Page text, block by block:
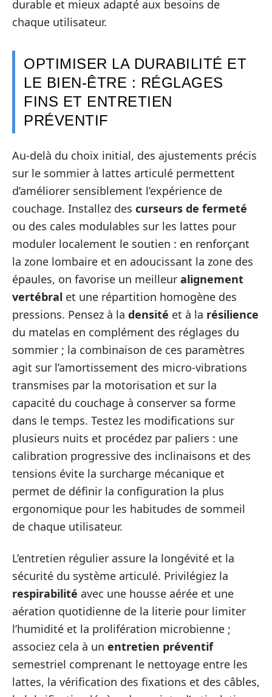
durable et mieux adapté aux besoins de
chaque utilisateur.
OPTIMISER LA DURABILITÉ ET
LE BIEN-ÊTRE : RÉGLAGES
FINS ET ENTRETIEN
PRÉVENTIF
Au-delà du choix initial, des ajustements précis
sur le sommier à lattes articulé permettent
d’améliorer sensiblement l’expérience de
couchage. Installez des curseurs de fermeté
ou des cales modulables sur les lattes pour
moduler localement le soutien : en renforçant
la zone lombaire et en adoucissant la zone des
épaules, on favorise un meilleur alignement
vertébral et une répartition homogène des
pressions. Pensez à la densité et à la résilience
du matelas en complément des réglages du
sommier ; la combinaison de ces paramètres
agit sur l’amortissement des micro-vibrations
transmises par la motorisation et sur la
capacité du couchage à conserver sa forme
dans le temps. Testez les modifications sur
plusieurs nuits et procédez par paliers : une
calibration progressive des inclinaisons et des
tensions évite la surcharge mécanique et
permet de définir la configuration la plus
ergonomique pour les habitudes de sommeil
de chaque utilisateur.
L’entretien régulier assure la longévité et la
sécurité du système articulé. Privilégiez la
respirabilité avec une housse aérée et une
aération quotidienne de la literie pour limiter
l’humidité et la prolifération microbienne ;
associez cela à un entretien préventif
semestriel comprenant le nettoyage entre les
lattes, la vérification des fixations et des câbles,